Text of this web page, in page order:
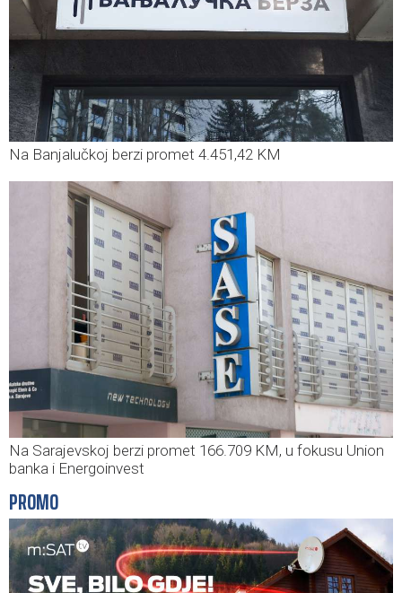
Na Banjalučkoj berzi promet 4.451,42 KM
Na Sarajevskoj berzi promet 166.709 KM, u fokusu Union
banka i Energoinvest
PROMO